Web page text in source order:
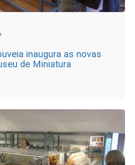
inaugura as novas
de Miniatura